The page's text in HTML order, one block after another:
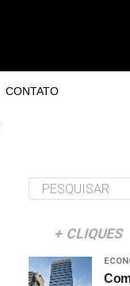
CONTATO
+ CLIQUES